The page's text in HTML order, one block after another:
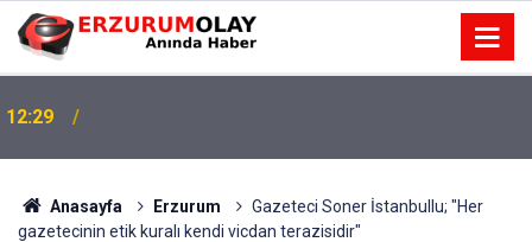
12:29
Anasayfa Erzurum
Gazeteci Soner İstanbullu; "Her
gazetecinin etik kuralı kendi vicdan terazisidir"